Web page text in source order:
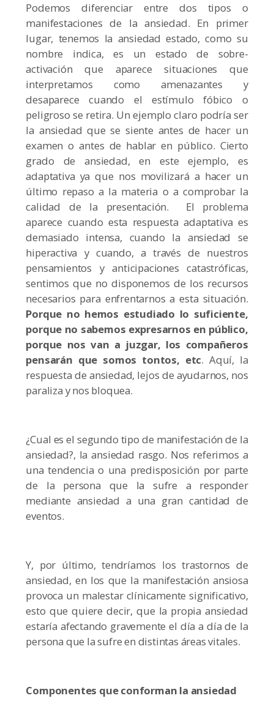
Podemos diferenciar entre dos tipos o
manifestaciones de la ansiedad. En primer
lugar, tenemos la ansiedad estado, como su
nombre indica, es un estado de sobre-
activación que aparece situaciones que
interpretamos como amenazantes y
desaparece cuando el estímulo fóbico o
peligroso se retira. Un ejemplo claro podría ser
la ansiedad que se siente antes de hacer un
examen o antes de hablar en público. Cierto
grado de ansiedad, en este ejemplo, es
adaptativa ya que nos movilizará a hacer un
último repaso a la materia o a comprobar la
calidad de la presentación. El problema
aparece cuando esta respuesta adaptativa es
demasiado intensa, cuando la ansiedad se
hiperactiva y cuando, a través de nuestros
pensamientos y anticipaciones catastróficas,
sentimos que no disponemos de los recursos
necesarios para enfrentarnos a esta situación.
Porque no hemos estudiado lo suficiente,
porque no sabemos expresarnos en público,
porque nos van a juzgar, los compañeros
pensarán que somos tontos, etc. Aquí, la
respuesta de ansiedad, lejos de ayudarnos, nos
paraliza y nos bloquea.
¿Cual es el segundo tipo de manifestación de la
ansiedad?, la ansiedad rasgo. Nos referimos a
una tendencia o una predisposición por parte
de la persona que la sufre a responder
mediante ansiedad a una gran cantidad de
eventos.
Y, por último, tendríamos los trastornos de
ansiedad, en los que la manifestación ansiosa
provoca un malestar clínicamente significativo,
esto que quiere decir, que la propia ansiedad
estaría afectando gravemente el día a día de la
persona que la sufre en distintas áreas vitales.
Componentes que conforman la ansiedad